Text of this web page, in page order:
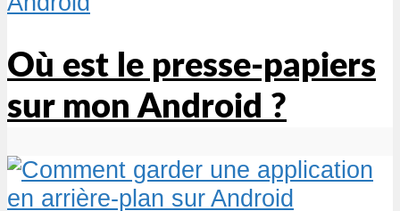
Où est le presse-papiers
sur mon Android ?